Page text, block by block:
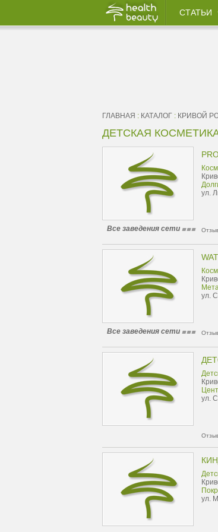
СТАТЬИ
ГЛАВНАЯ : КАТАЛОГ : КРИВОЙ
ДЕТСКАЯ
ул.
Все заведения сети
ул.
Все заведения сети
ул.
ул.